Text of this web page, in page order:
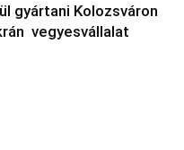
gyártani Kolozsváron
vegyesvállalat